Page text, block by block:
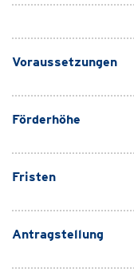
Voraussetzungen
Förderhöhe
Fristen
Antragstellung